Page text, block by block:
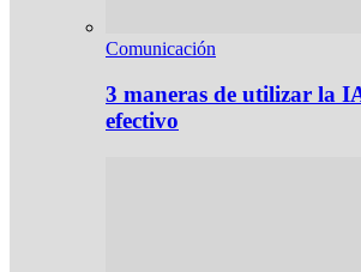
Comunicación
3 maneras de utilizar la
efectivo